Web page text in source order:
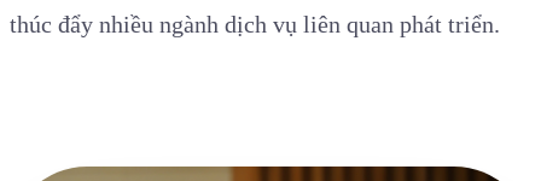
thúc đẩy nhiều ngành dịch vụ liên quan phát triển.